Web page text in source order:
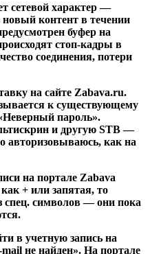
сетевой характер —
контент в течении
буфер на
стоп-кадры в
соединения, потери
на сайте Zabava.ru.
к существующему
пароль».
и другую STB —
авторизовываюсь, как на
на портале Zabava
+ или запятая, то
спец. символов — они пока
в учетную запись на
не найден». На портале